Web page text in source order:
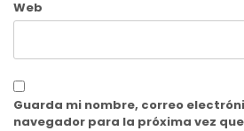
Web
Guarda mi nombre, correo
navegador para la próxima vez